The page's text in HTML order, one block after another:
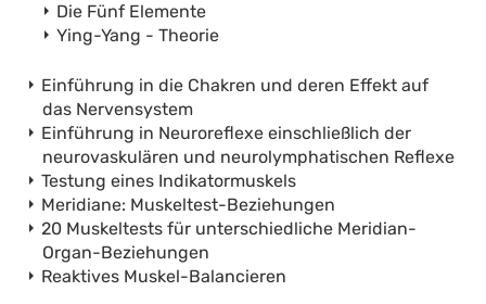
Die Fünf Elemente
Ying-Yang - Theorie
Einführung in die Chakren und deren Effekt auf
das Nervensystem
Einführung in Neuroreflexe einschließlich der
neurovaskulären und neurolymphatischen Reflexe
Testung eines Indikatormuskels
Meridiane: Muskeltest-Beziehungen
20 Muskeltests für unterschiedliche Meridian-
Organ-Beziehungen
Reaktives Muskel-Balancieren